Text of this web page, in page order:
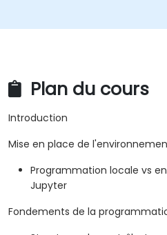
Plan du cours
Introduction
Mise en place de
Programmation locale vs
Jupyter
Fondements de la